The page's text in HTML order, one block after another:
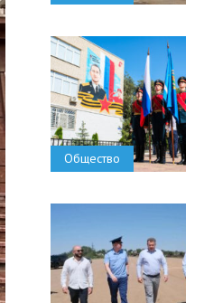
Общество